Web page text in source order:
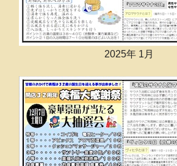
2025年 1月